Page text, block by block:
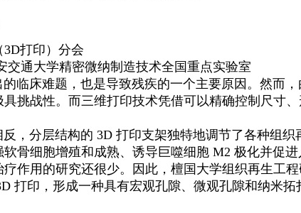
打印）分会
通大学精密微纳制造技术全国重点实验室
床难题，也是导致残疾的一个主要原因。然而
挑战性。而三维打印技术凭借可以精确控制尺寸
分层结构的 3D 打印支架独特地调节了各种组织
骨细胞增殖和成熟、诱导巨噬细胞 M2 极化并促
作用的研究还很少。因此，檀国大学组织再生工
打印，形成一种具有宏观孔隙、微观孔隙和纳米